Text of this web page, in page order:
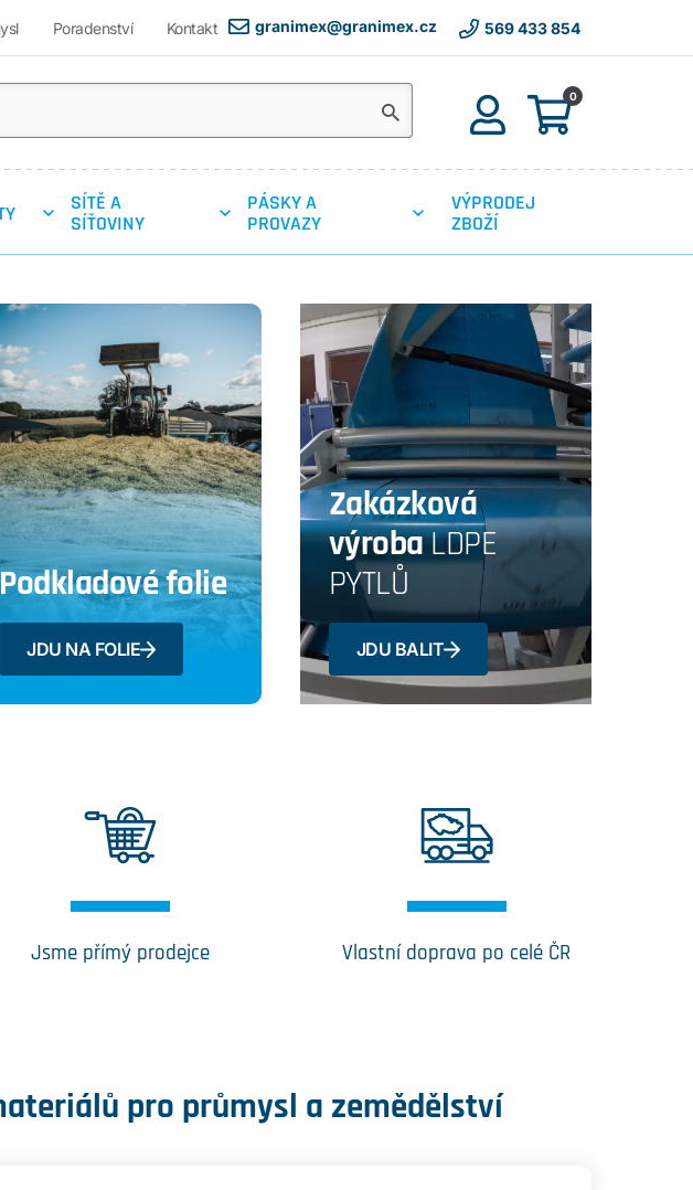
Poradenství Kontakt granimex@granimex.cz 569 433 854
0
SÍTĚ A
SÍŤOVINY
PÁSKY A
PROVAZY
VÝPRODEJ
ZBOŽÍ
Podkladové folie
JDU NA FOLIE
Zakázková
výrobaLDPE
PYTLŮ
JDU BALIT
Jsme přímý prodejce Vlastní doprava po celé ČR
pro průmysl a zemědělství